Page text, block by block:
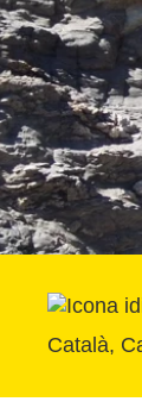
Català,